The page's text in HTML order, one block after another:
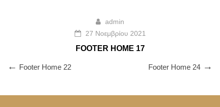
admin
27 Νοεμβρίου 2021
FOOTER HOME 17
Footer Home 22 Footer Home 24